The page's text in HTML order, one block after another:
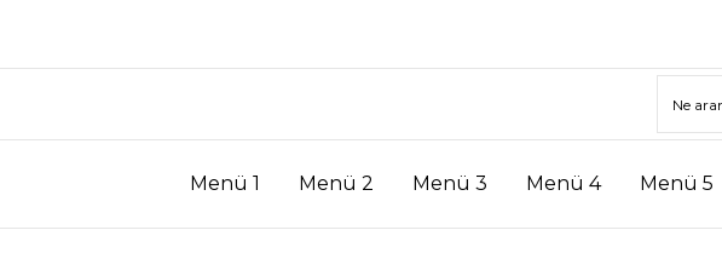
Menü 1 Menü 2 Menü 3 Menü 4 Menü 5